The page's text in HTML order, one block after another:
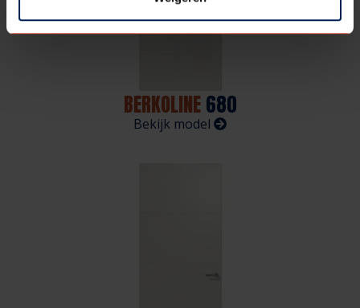
BERKOLINE680
Bekijk model